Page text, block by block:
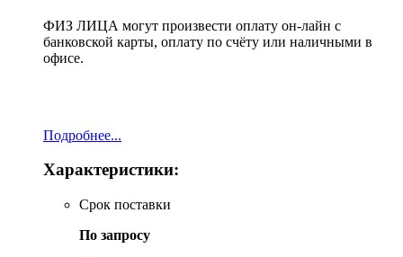
ФИЗ ЛИЦА могут произвести оплату он-лайн с
банковской карты, оплату по счёту или наличными в
офисе.
Подробнее...
Характеристики:
Срок поставки
По запросу